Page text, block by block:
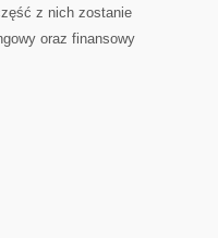
z nich zostanie
oraz finansowy